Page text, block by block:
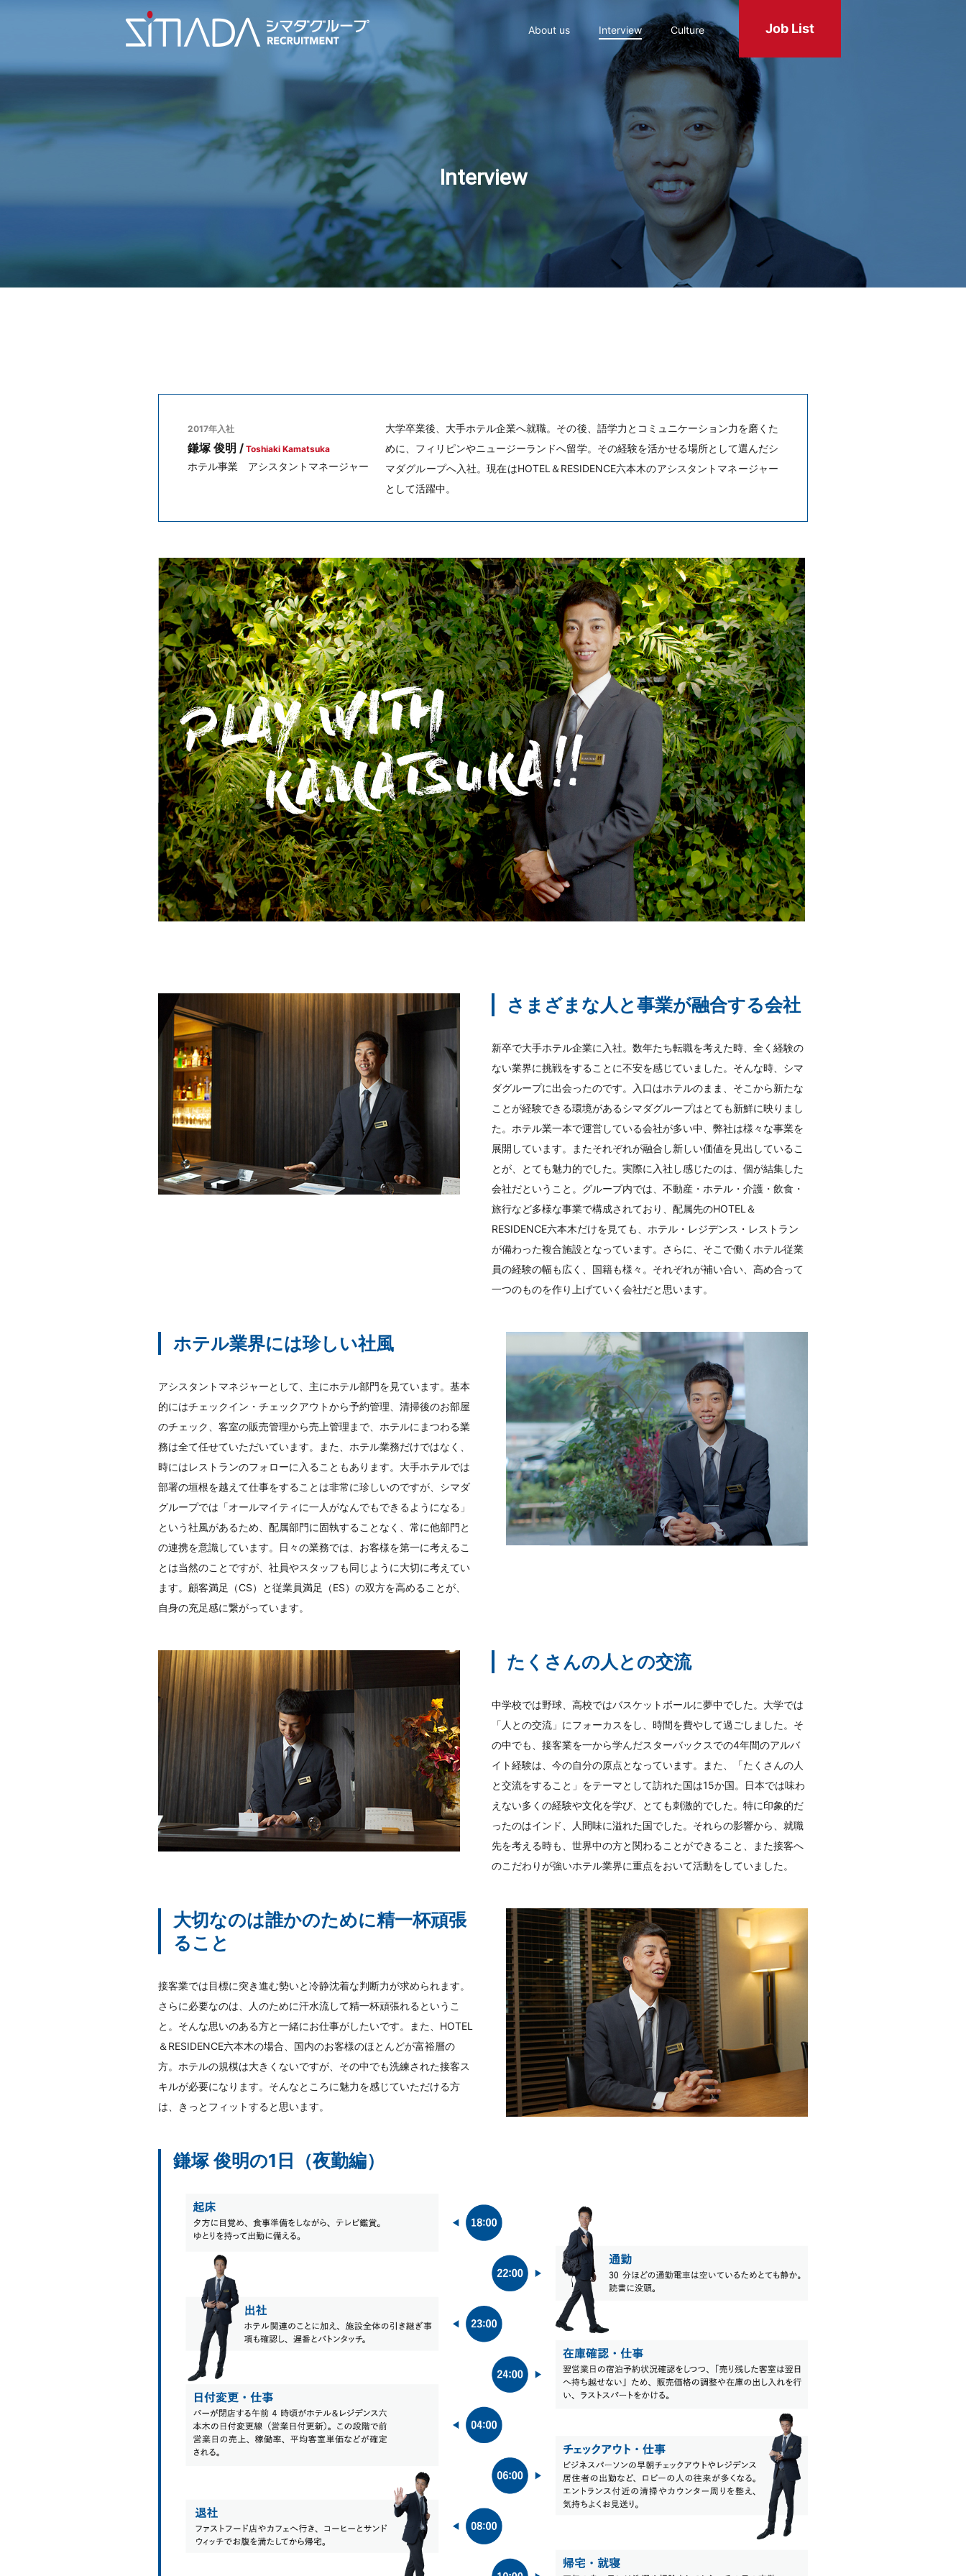
About us Interview Culture Job List
Interview
2017年入社
鎌塚 俊明 / Toshiaki Kamatsuka
ホテル事業 アシスタントマネージャー
大学卒業後、大手ホテル企業へ就職。その後、語学力とコミュニケーション力を磨くた
めに、フィリピンやニュージーランドへ留学。その経験を活かせる場所として選んだシ
マダグループへ入社。現在はHOTEL＆RESIDENCE六本木のアシスタントマネージャー
として活躍中。
さまざまな人と事業が融合する会社
新卒で大手ホテル企業に入社。数年たち転職を考えた時、全く経験の
ない業界に挑戦をすることに不安を感じていました。そんな時、シマ
ダグループに出会ったのです。入口はホテルのまま、そこから新たな
ことが経験できる環境があるシマダグループはとても新鮮に映りまし
た。ホテル業一本で運営している会社が多い中、弊社は様々な事業を
展開しています。またそれぞれが融合し新しい価値を見出しているこ
とが、とても魅力的でした。実際に入社し感じたのは、個が結集した
会社だということ。グループ内では、不動産・ホテル・介護・飲食・
旅行など多様な事業で構成されており、配属先のHOTEL＆
RESIDENCE六本木だけを見ても、ホテル・レジデンス・レストラン
が備わった複合施設となっています。さらに、そこで働くホテル従業
員の経験の幅も広く、国籍も様々。それぞれが補い合い、高め合って
一つのものを作り上げていく会社だと思います。
ホテル業界には珍しい社風
アシスタントマネジャーとして、主にホテル部門を見ています。基本
的にはチェックイン・チェックアウトから予約管理、清掃後のお部屋
のチェック、客室の販売管理から売上管理まで、ホテルにまつわる業
務は全て任せていただいています。また、ホテル業務だけではなく、
時にはレストランのフォローに入ることもあります。大手ホテルでは
部署の垣根を越えて仕事をすることは非常に珍しいのですが、シマダ
グループでは「オールマイティに一人がなんでもできるようになる」
という社風があるため、配属部門に固執することなく、常に他部門と
の連携を意識しています。日々の業務では、お客様を第一に考えるこ
とは当然のことですが、社員やスタッフも同じように大切に考えてい
ます。顧客満足（CS）と従業員満足（ES）の双方を高めることが、
自身の充足感に繋がっています。
たくさんの人との交流
中学校では野球、高校ではバスケットボールに夢中でした。大学では
「人との交流」にフォーカスをし、時間を費やして過ごしました。そ
の中でも、接客業を一から学んだスターバックスでの4年間のアルバ
イト経験は、今の自分の原点となっています。また、「たくさんの人
と交流をすること」をテーマとして訪れた国は15か国。日本では味わ
えない多くの経験や文化を学び、とても刺激的でした。特に印象的だ
ったのはインド、人間味に溢れた国でした。それらの影響から、就職
先を考える時も、世界中の方と関わることができること、また接客へ
のこだわりが強いホテル業界に重点をおいて活動をしていました。
大切なのは誰かのために精一杯頑張
ること
接客業では目標に突き進む勢いと冷静沈着な判断力が求められます。
さらに必要なのは、人のために汗水流して精一杯頑張れるというこ
と。そんな思いのある方と一緒にお仕事がしたいです。また、HOTEL
＆RESIDENCE六本木の場合、国内のお客様のほとんどが富裕層の
方。ホテルの規模は大きくないですが、その中でも洗練された接客ス
キルが必要になります。そんなところに魅力を感じていただける方
は、きっとフィットすると思います。
鎌塚 俊明の1日（夜勤編）